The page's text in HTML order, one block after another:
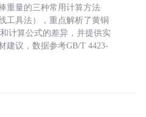
重量的三种常用计算方法
工具法），重点解析了黄铜
计算公式的差异，并提供实
建议，数据参考GB/T 4423-